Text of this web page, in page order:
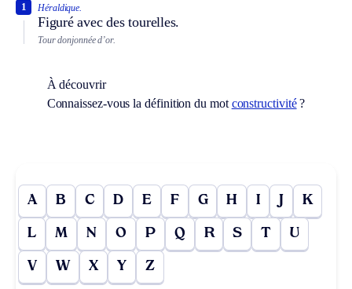
Héraldique.
Figuré avec des tourelles.
1
Tour donjonnée d’or.
À découvrir
Connaissez-vous la définition du mot constructivité?
A B C D E F G H I J K
L M N O P Q R S T U
V W X Y Z